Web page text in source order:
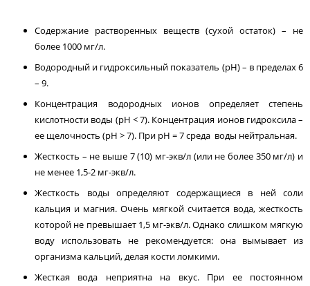
Содержание растворенных веществ (сухой остаток) – не
более 1000 мг/л.
Водородный и гидроксильный показатель (pH) – в пределах 6
– 9.
Концентрация водородных ионов определяет степень
кислотности воды (pH < 7). Концентрация ионов гидроксила –
ее щелочность (pH > 7). При рН = 7 среда воды нейтральная.
Жесткость – не выше 7 (10) мг-экв/л (или не более 350 мг/л) и
не менее 1,5-2 мг-экв/л.
Жесткость воды определяют содержащиеся в ней соли
кальция и магния. Очень мягкой считается вода, жесткость
которой не превышает 1,5 мг-экв/л. Однако слишком мягкую
воду использовать не рекомендуется: она вымывает из
организма кальций, делая кости ломкими.
Жесткая вода неприятна на вкус. При ее постоянном